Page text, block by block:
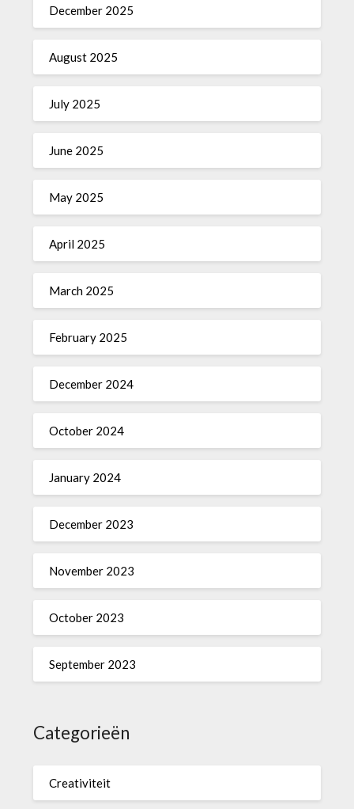
December 2025
August 2025
July 2025
June 2025
May 2025
April 2025
March 2025
February 2025
December 2024
October 2024
January 2024
December 2023
November 2023
October 2023
September 2023
Categorieën
Creativiteit